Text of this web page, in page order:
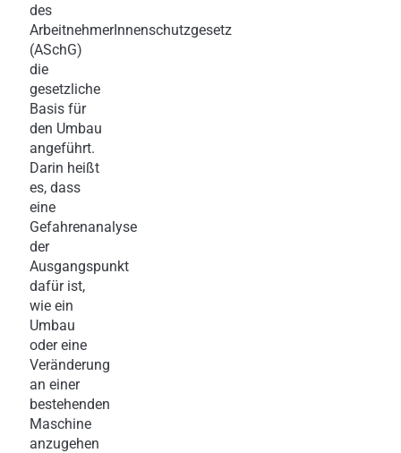
des
ArbeitnehmerInnenschutzgesetz
(ASchG)
die
gesetzliche
Basis für
den Umbau
angeführt.
Darin heißt
es, dass
eine
Gefahrenanalyse
der
Ausgangspunkt
dafür ist,
wie ein
Umbau
oder eine
Veränderung
an einer
bestehenden
Maschine
anzugehen